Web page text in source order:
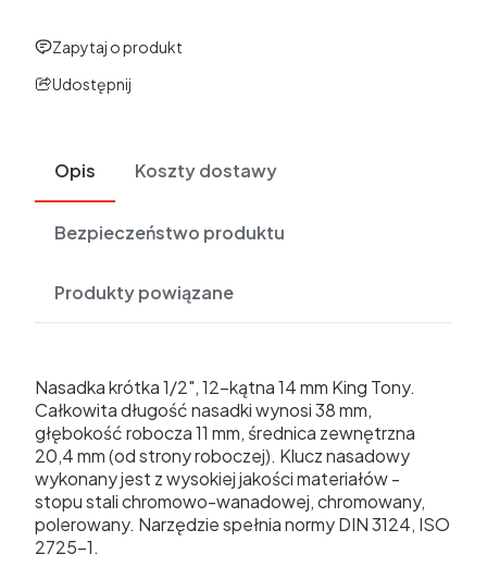
Zapytaj o produkt
Udostępnij
Opis Koszty dostawy
Bezpieczeństwo produktu
Produkty powiązane
Nasadka krótka 1/2", 12-kątna 14 mm King Tony.
Całkowita długość nasadki wynosi 38 mm,
głębokość robocza 11 mm, średnica zewnętrzna
20,4 mm (od strony roboczej). Klucz nasadowy
wykonany jest z wysokiej jakości materiałów -
stopu stali chromowo-wanadowej, chromowany,
polerowany. Narzędzie spełnia normy DIN 3124, ISO
2725-1.